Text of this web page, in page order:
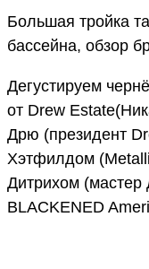
Большая тройка
бассейна, обзор
Дегустируем
от Drew
Дрю (президент
Хэтфилдом
Дитрихом (мастер
BLACKENED